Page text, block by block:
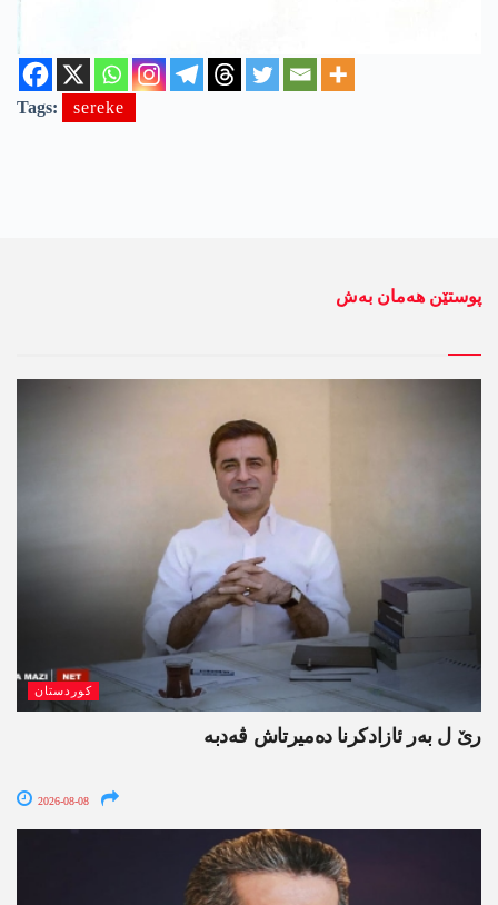
Tags: sereke
پوستێن ھەمان بەش
کوردستان
رێ ل بەر ئازادکرنا دەمیرتاش ڤەدبە
2026-08-08